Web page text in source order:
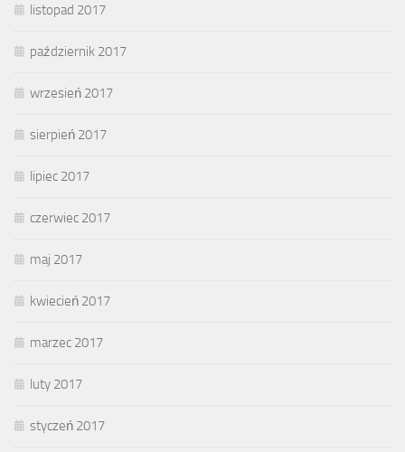
listopad 2017
październik 2017
wrzesień 2017
sierpień 2017
lipiec 2017
czerwiec 2017
maj 2017
kwiecień 2017
marzec 2017
luty 2017
styczeń 2017